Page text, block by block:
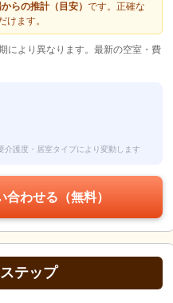
らの推計（目安） です。正確な
けます。
により異なります。最新の空室・費
護度・居室タイプにより変動します
わせる（無料）
テップ